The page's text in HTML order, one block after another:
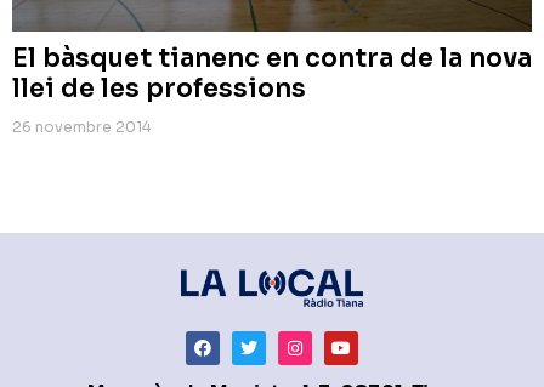
El bàsquet tianenc en contra de la nova
llei de les professions
26 novembre 2014